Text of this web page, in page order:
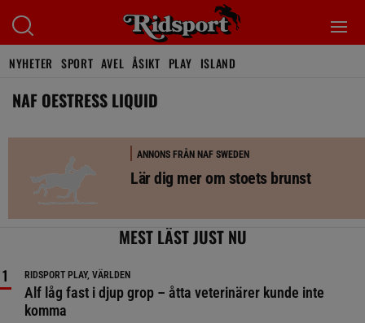
NYHETER SPORT AVEL ÅSIKT PLAY ISLAND
NAF OESTRESS LIQUID
ANNONS FRÅN NAF SWEDEN
Lär dig mer om stoets brunst
MEST LÄST JUST NU
RIDSPORT PLAY, VÄRLDEN
Alf låg fast i djup grop – åtta veterinärer kunde inte
komma